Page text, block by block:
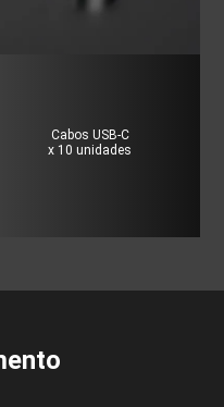
Cabos USB-C
x 10 unidades